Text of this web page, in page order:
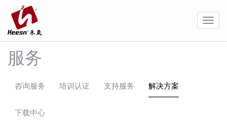
服务
咨询服务 培训认证 支持服务 解决方案
下载中心